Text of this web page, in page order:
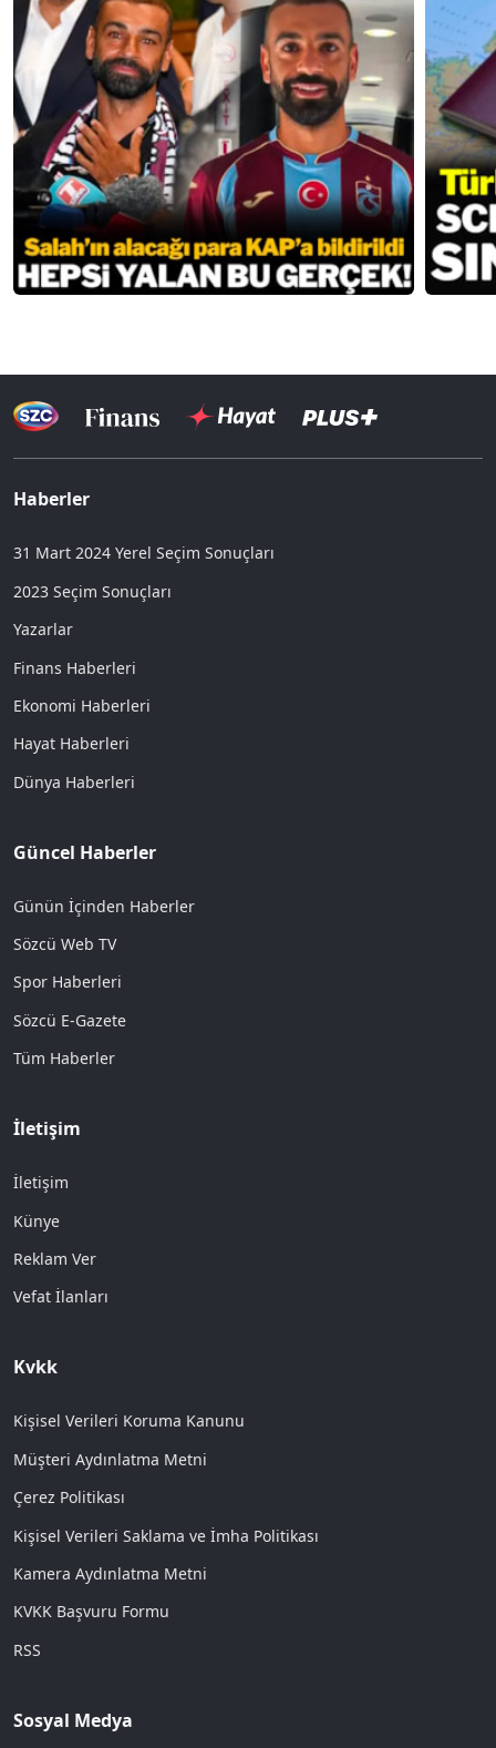
Haberler
31 Mart 2024 Yerel Seçim Sonuçları
2023 Seçim Sonuçları
Yazarlar
Finans Haberleri
Ekonomi Haberleri
Hayat Haberleri
Dünya Haberleri
Güncel Haberler
Günün İçinden Haberler
Sözcü Web TV
Spor Haberleri
Sözcü E-Gazete
Tüm Haberler
İletişim
İletişim
Künye
Reklam Ver
Vefat İlanları
Kvkk
Kişisel Verileri Koruma Kanunu
Müşteri Aydınlatma Metni
Çerez Politikası
Kişisel Verileri Saklama ve İmha Politikası
Kamera Aydınlatma Metni
KVKK Başvuru Formu
RSS
Sosyal Medya